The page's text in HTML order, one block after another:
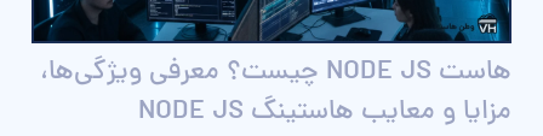
هاست NODE JS چیست؟ معرفی ویژگی‌ها،
مزایا و معایب هاستینگ NODE JS